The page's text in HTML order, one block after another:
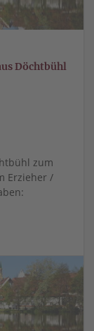
Döchtbühl
zum
Erzieher /